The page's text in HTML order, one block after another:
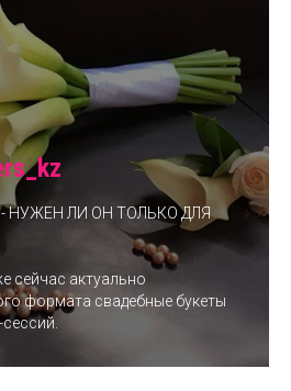
НУЖЕН ЛИ ОН ТОЛЬКО ДЛЯ
сейчас актуально
формата свадебные букеты